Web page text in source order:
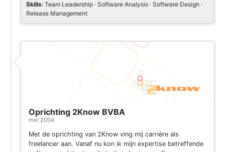
Skills: Team Leadership · Software Analysis · Software Design ·
Release Management
Oprichting 2Know BVBA
mei 2004
Met de oprichting van 2Know ving mij carrière als
freelancer aan. Vanaf nu kon ik mijn expertise betreffende